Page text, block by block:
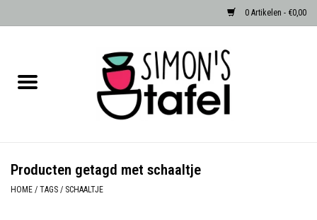
0 Artikelen - €0,00
Albast waxinehouders van Zenza
Producten getagd met schaaltje
HOME / TAGS / SCHAALTJE